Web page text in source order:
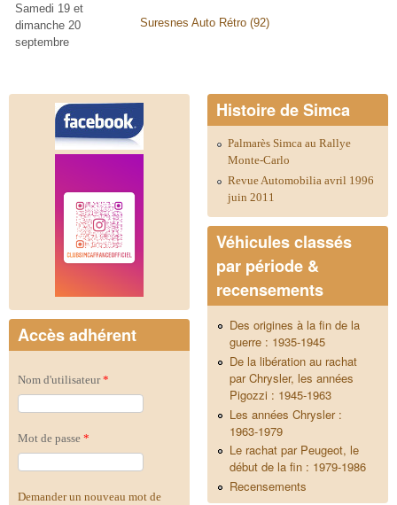
Samedi 19 et
dimanche 20
septembre
Suresnes Auto Rétro (92)
Accès adhérent
Nom d'utilisateur*
Mot de passe *
Demander un nouveau mot de
Histoire de Simca
Palmarès Simca au Rallye
Monte-Carlo
Revue Automobilia avril 1996
juin 2011
Véhicules classés
par période &
recensements
Des origines à la fin de la
guerre : 1935-1945
De la libération au rachat
par Chrysler, les années
Pigozzi : 1945-1963
Les années Chrysler :
1963-1979
Le rachat par Peugeot, le
début de la fin : 1979-1986
Recensements